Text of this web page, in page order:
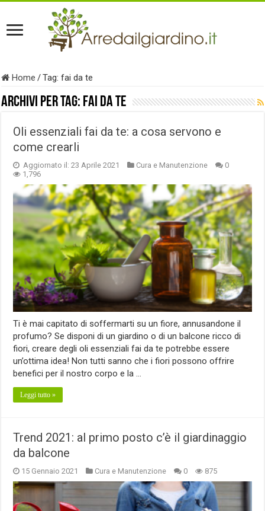
Home /Tag:fai da te
Archivi per tag: fai da te
Oli essenziali fai da te: a cosa servono e
come crearli
Aggiornato il: 23 Aprile 2021 Cura e Manutenzione
0
1,796
Ti è mai capitato di soffermarti su un fiore, annusandone il
profumo? Se disponi di un giardino o di un balcone ricco di
fiori, creare degli oli essenziali fai da te potrebbe essere
un’ottima idea! Non tutti sanno che i fiori possono offrire
benefici per il nostro corpo e la …
Leggi tutto »
Trend 2021: al primo posto c’è il giardinaggio
da balcone
15 Gennaio 2021 Cura e Manutenzione 0 875